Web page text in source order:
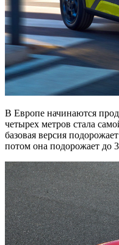
В Европе начинаются
четырех метров стала
базовая версия
потом она подорожает до